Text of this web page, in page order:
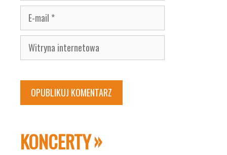
E-
mail
Witryna
internetowa
KONCERTY